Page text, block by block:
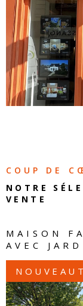
COUP DE
NOTRE
VENTE
MAISON
AVEC